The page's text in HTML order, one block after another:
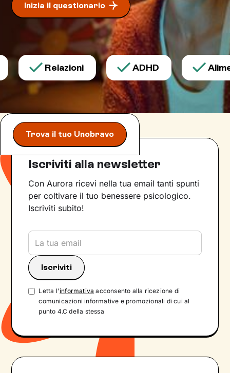
Inizia il questionario
Relazioni ADHD
Trova il tuo Unobravo
Iscriviti alla newsletter
Con Aurora ricevi nella tua email tanti spunti
per coltivare il tuo benessere psicologico.
Iscriviti subito!
Letta l'informativa acconsento alla ricezione di
comunicazioni informative e promozionali di cui al
punto 4.C della stessa